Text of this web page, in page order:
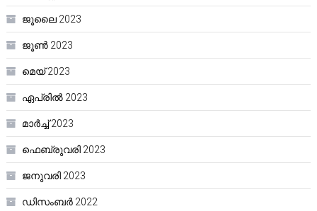
ജൂലൈ 2023
ജൂൺ 2023
മെയ്‌ 2023
ഏപ്രിൽ 2023
മാർച്ച്‌ 2023
ഫെബ്രുവരി 2023
ജനുവരി 2023
ഡിസംബർ 2022